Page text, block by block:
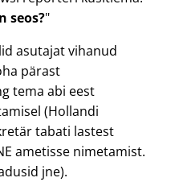
seos?
asutajat vihanud
pärast
tema abi eest
(Hollandi
tabati lastest
ametisse nimetamist.
jne).